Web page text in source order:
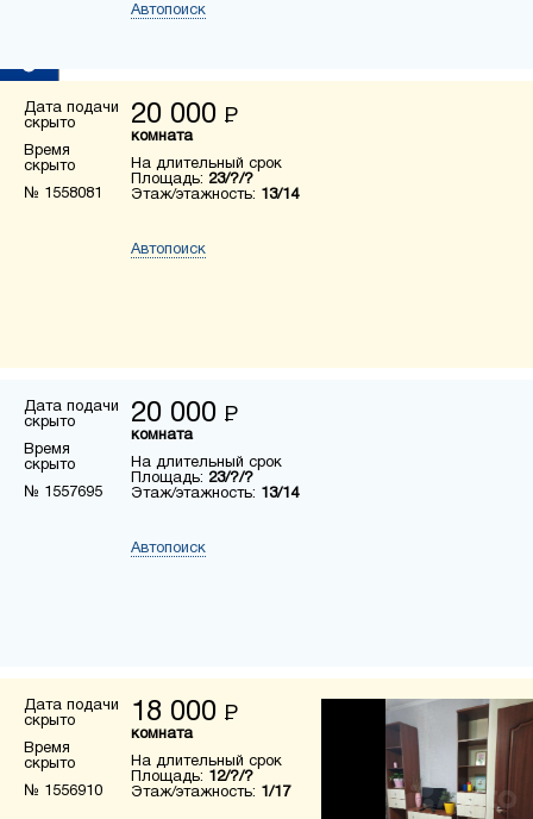
Автопоиск
Дата подачи
скрыто
Время
скрыто
№ 1558081
20 000 Р
комната
На длительный срок
Площадь: 23/?/?
Этаж/этажность: 13/14
Автопоиск
Дата подачи
скрыто
Время
скрыто
№ 1557695
20 000 Р
комната
На длительный срок
Площадь: 23/?/?
Этаж/этажность: 13/14
Автопоиск
Дата подачи
скрыто
Время
скрыто
№ 1556910
18 000 Р
комната
На длительный срок
Площадь: 12/?/?
Этаж/этажность: 1/17